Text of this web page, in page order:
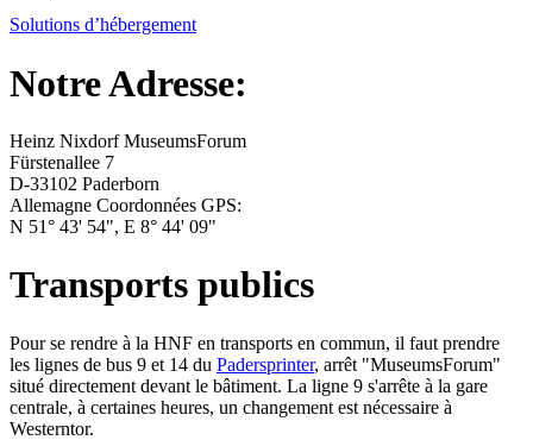
Solutions d’hébergement
Notre Adresse:
Heinz Nixdorf MuseumsForum
Fürstenallee 7
D-33102 Paderborn
Allemagne Coordonnées GPS:
N 51° 43' 54", E 8° 44' 09"
Transports publics
Pour se rendre à la HNF en transports en commun, il faut prendre
les lignes de bus 9 et 14 du Padersprinter, arrêt "MuseumsForum"
situé directement devant le bâtiment. La ligne 9 s'arrête à la gare
centrale, à certaines heures, un changement est nécessaire à
Westerntor.